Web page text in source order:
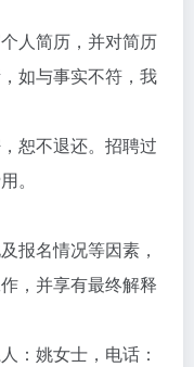
人简历，并对简历
如与事实不符，我
恕不退还。招聘过
。
报名情况等因素，
，并享有最终解释
：姚女士，电话：